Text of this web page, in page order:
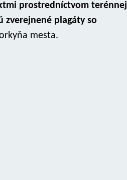
prostredníctvom terénnej
zverejnené plagáty so
mesta.